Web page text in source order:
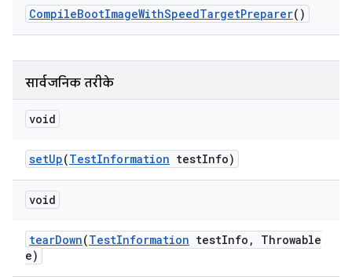
CompileBootImageWithSpeedTargetPreparer()
सार्वजनिक तरीके
void
setUp(TestInformation testInfo)
void
tearDown(TestInformation testInfo ,
Throwable
e)